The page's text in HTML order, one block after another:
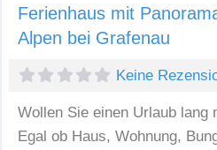
Ferienhaus mit
Alpen bei Grafenau
Keine
Wollen Sie einen Urlaub lang
Egal ob Haus, Wohnung,